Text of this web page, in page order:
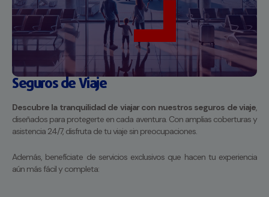
Seguros de Viaje
Descubre la tranquilidad de viajar con nuestros seguros de viaje,
diseñados para protegerte en cada aventura. Con amplias coberturas y
asistencia 24/7, disfruta de tu viaje sin preocupaciones.
Además, benefíciate de servicios exclusivos que hacen tu experiencia
aún más fácil y completa: